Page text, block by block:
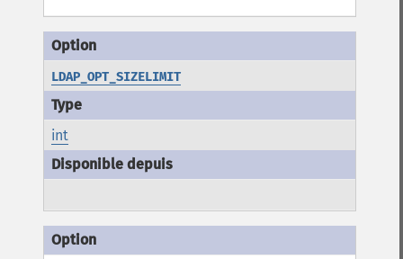
LDAP_OPT_SIZELIMIT
int